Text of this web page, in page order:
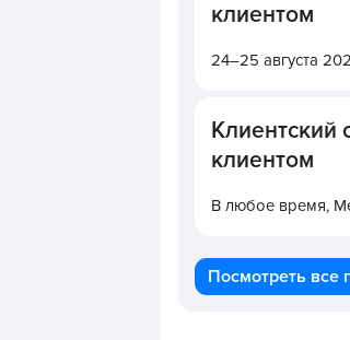
клиентом
24–25 августа
Клиентский
клиентом
В любое время,
Посмотреть все